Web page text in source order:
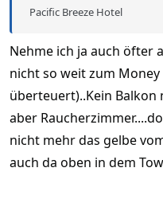
Pacific Breeze Hotel
Nehme ich ja auch öfter
nicht so weit zum
überteuert)..Kein
aber
nicht mehr das gelbe
auch da oben in dem